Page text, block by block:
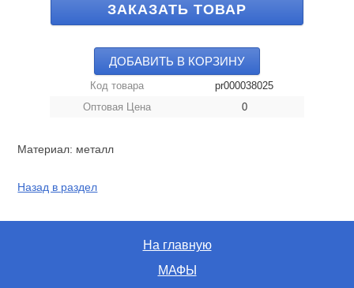
ЗАКАЗАТЬ ТОВАР
ДОБАВИТЬ В КОРЗИНУ
Код товара
pr000038025
Оптовая Цена
0
Материал: металл
Назад в раздел
На главную
МАФЫ